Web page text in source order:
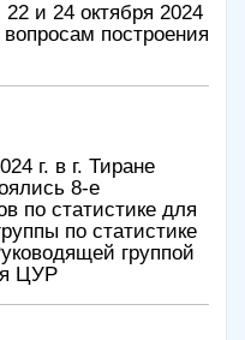
и 24 октября 2024
построения
г. в г. Тиране
8-е
по статистике для
по статистике
группой
ЦУР